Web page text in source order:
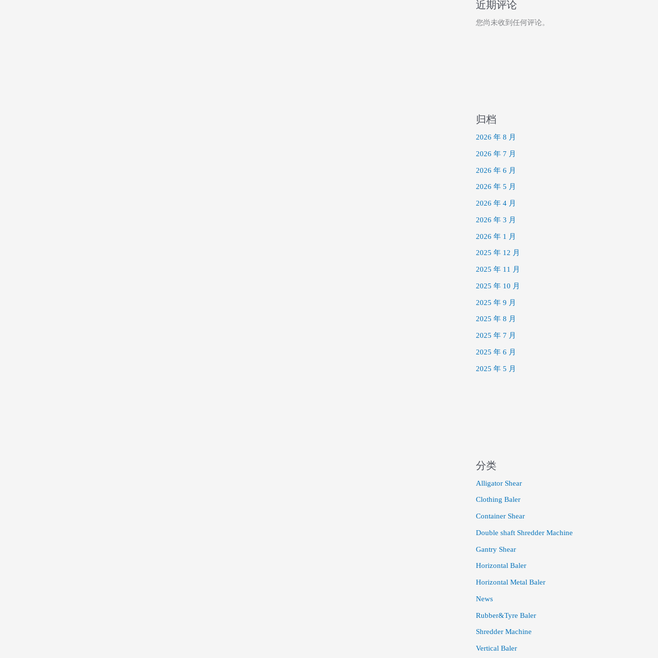
近期评论
您尚未收到任何评论。
归档
2026 年 8 月
2026 年 7 月
2026 年 6 月
2026 年 5 月
2026 年 4 月
2026 年 3 月
2026 年 1 月
2025 年 12 月
2025 年 11 月
2025 年 10 月
2025 年 9 月
2025 年 8 月
2025 年 7 月
2025 年 6 月
2025 年 5 月
分类
Alligator Shear
Clothing Baler
Container Shear
Double shaft Shredder Machine
Gantry Shear
Horizontal Baler
Horizontal Metal Baler
News
Rubber&Tyre Baler
Shredder Machine
Vertical Baler